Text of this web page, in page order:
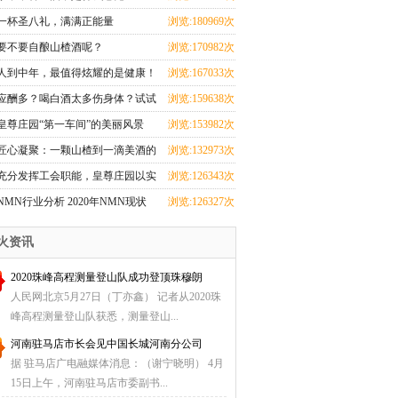
杯圣八礼，满满正能量 浏览:180969次
不要自酿山楂酒呢？ 浏览:170982次
到中年，最值得炫耀的是健康！ 浏览:167033次
酬多？喝白酒太多伤身体？试试
这个吧！
浏览:159638次
尊庄园“第一车间”的美丽风景 浏览:153982次
心凝聚：一颗山楂到一滴美酒的
程
浏览:132973次
分发挥工会职能，皇尊庄园以实
行动保障员工
浏览:126343次
行业分析 2020年NMN现状
发展趋势
浏览:126327次
资讯
2020珠峰高程测量登山队成功登顶珠穆朗
人民网北京5月27日（丁亦鑫） 记者从2020珠
峰高程测量登山队获悉，测量登山...
河南驻马店市长会见中国长城河南分公司
据 驻马店广电融媒体消息：（谢宁晓明） 4月
15日上午，河南驻马店市委副书...